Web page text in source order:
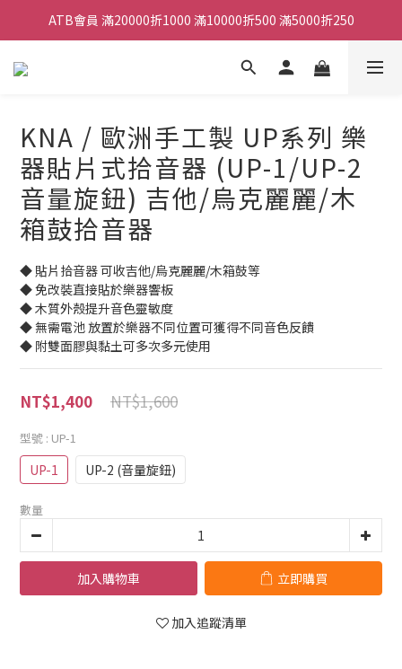
ATB會員 滿20000折1000 滿10000折500 滿5000折250
ATB會員 滿20000折1000 滿10000折500 滿5000折250
全館滿490元免運
ATB會員 滿20000折1000 滿10000折500 滿5000折250
KNA / 歐洲手工製 UP系列 樂
器貼片式拾音器 (UP-1/UP-2
音量旋鈕) 吉他/烏克麗麗/木
箱鼓拾音器
◆ 貼片拾音器 可收吉他/烏克麗麗/木箱鼓等
◆ 免改裝直接貼於樂器響板
◆ 木質外殼提升音色靈敏度
◆ 無需電池 放置於樂器不同位置可獲得不同音色反饋
◆ 附雙面膠與黏土可多次多元使用
NT$1,600
NT$1,400
型號 : UP-1
UP-1 UP-2 (音量旋鈕)
數量
加入購物車 立即購買
加入追蹤清單